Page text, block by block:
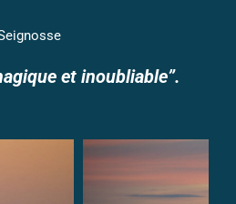
et inoubliable”.